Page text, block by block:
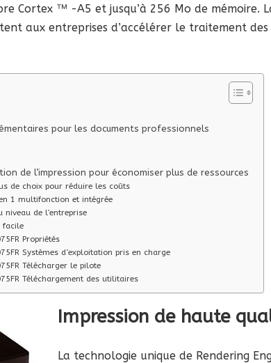
Cortex ™ -A5 et jusqu’à 256 Mo de mémoire.
aux entreprises d’accélérer le traitement des
pour les documents professionnels
de l’impression pour économiser plus de ressources
de choix pour réduire les coûts
1 multifonction et intégrée
niveau de l’entreprise
facile
Propriétés
Systèmes d’exploitation pris en charge
Télécharger le pilote
Téléchargement des utilitaires
Impression de haute
La technologie unique de Rendering